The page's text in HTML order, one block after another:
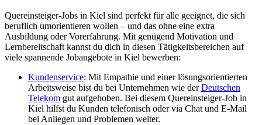
Quereinsteiger-Jobs in Kiel sind perfekt für alle geeignet, die sich
beruflich umorientieren wollen – und das ohne eine extra
Ausbildung oder Vorerfahrung. Mit genügend Motivation und
Lernbereitschaft kannst du dich in diesen Tätigkeitsbereichen auf
viele spannende Jobangebote in Kiel bewerben:
Kundenservice: Mit Empathie und einer lösungsorientierten
Arbeitsweise bist du bei Unternehmen wie derDeutschen
Telekom gut aufgehoben. Bei diesem Quereinsteiger-Job in
Kiel hilfst du Kunden telefonisch oder via Chat und E-Mail
bei Anliegen und Problemen weiter.